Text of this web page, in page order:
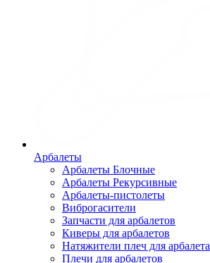
Арбалеты
Арбалеты Блочные
Арбалеты Рекурсивные
Арбалеты-пистолеты
Виброгасители
Запчасти для арбалетов
Киверы для арбалетов
Натяжители плеч для арбалета
Плечи для арбалетов